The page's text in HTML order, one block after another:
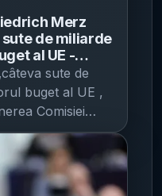
Merz
de miliarde
al UE -
Comisiei
2028-2034
sute de
buget al UE ,
Comisiei
2028–2034,
una bugetară
Berlinul, cel mai
Uniunii,